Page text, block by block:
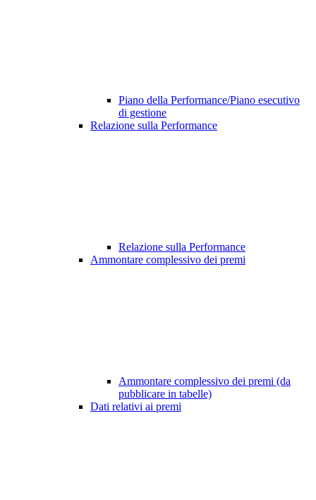
Piano della Performance/Piano esecutivo
di gestione
Relazione sulla Performance
Relazione sulla Performance
Ammontare complessivo dei premi
Ammontare complessivo dei premi (da
pubblicare in tabelle)
Dati relativi ai premi